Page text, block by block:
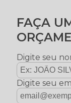
FAÇA
Digite seu
Digite seu